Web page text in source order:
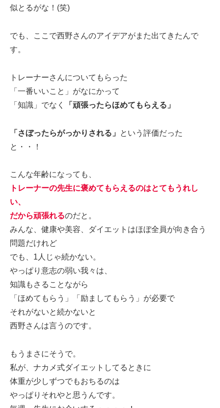
似とるがな！(笑)
でも、ここで西野さんのアイデアがまた出てきたんで
す。
トレーナーさんについてもらった
「一番いいこと」がなにかって
「知識」でなく
「頑張ったらほめてもらえる」
「さぼったらがっかりされる」
という評価だった
と・・！
こんな年齢になっても、
トレーナーの先生に褒めてもらえるのはとてもうれし
い、
だから頑張れるのだと。
みんな、健康や美容、ダイエットはほぼ全員が向き合う
問題だけれど
でも、1人じゃ続かない。
やっぱり意志の弱い我々は、
知識もさることながら
「ほめてもらう」「励ましてもらう」が必要で
それがないと続かないと
西野さんは言うのです。
もうまさにそうで。
私が、ナカメ式ダイエットしてるときに
体重が少しずつでもおちるのは
やっぱりそれやと思うんです。